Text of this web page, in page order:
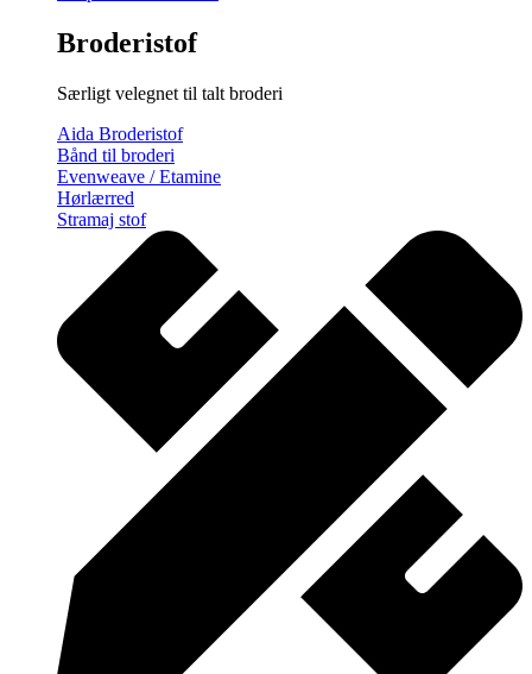
Broderistof
Særligt velegnet til talt broderi
Aida Broderistof
Bånd til broderi
Evenweave / Etamine
Hørlærred
Stramaj stof